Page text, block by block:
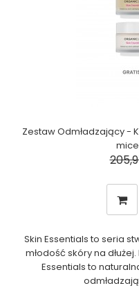
Zestaw Odmładzający -
Skin Essentials to seria
młodość skóry na
Essentials to